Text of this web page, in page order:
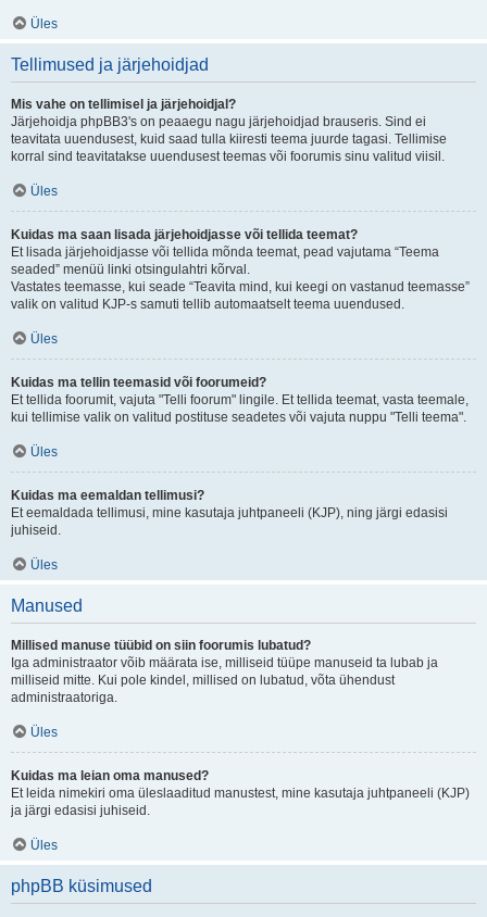
Üles
Tellimused ja järjehoidjad
Mis vahe on tellimisel ja järjehoidjal?
Järjehoidja phpBB3's on peaaegu nagu järjehoidjad brauseris. Sind ei
teavitata uuendusest, kuid saad tulla kiiresti teema juurde tagasi. Tellimise
korral sind teavitatakse uuendusest teemas või foorumis sinu valitud viisil.
Üles
Kuidas ma saan lisada järjehoidjasse või tellida teemat?
Et lisada järjehoidjasse või tellida mõnda teemat, pead vajutama “Teema
seaded” menüü linki otsingulahtri kõrval.
Vastates teemasse, kui seade “Teavita mind, kui keegi on vastanud teemasse”
valik on valitud KJP-s samuti tellib automaatselt teema uuendused.
Üles
Kuidas ma tellin teemasid või foorumeid?
Et tellida foorumit, vajuta "Telli foorum" lingile. Et tellida teemat, vasta teemale,
kui tellimise valik on valitud postituse seadetes või vajuta nuppu "Telli teema".
Üles
Kuidas ma eemaldan tellimusi?
Et eemaldada tellimusi, mine kasutaja juhtpaneeli (KJP), ning järgi edasisi
juhiseid.
Üles
Manused
Millised manuse tüübid on siin foorumis lubatud?
Iga administraator võib määrata ise, milliseid tüüpe manuseid ta lubab ja
milliseid mitte. Kui pole kindel, millised on lubatud, võta ühendust
administraatoriga.
Üles
Kuidas ma leian oma manused?
Et leida nimekiri oma üleslaaditud manustest, mine kasutaja juhtpaneeli (KJP)
ja järgi edasisi juhiseid.
Üles
phpBB küsimused